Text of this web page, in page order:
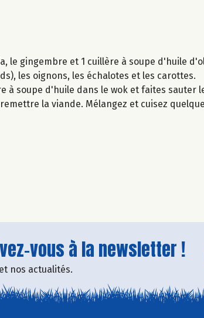
le gingembre et 1 cuillère à soupe d'huile
les oignons, les échalotes et les carottes.
à soupe d'huile dans le wok et faites sauter
la viande. Mélangez et cuisez
vous à la newsletter !
nos actualités.